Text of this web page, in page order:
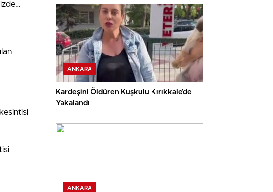
ANKARA
Kardeşini Öldüren Kuşkulu Kırıkkale’de
Yakalandı
ANKARA